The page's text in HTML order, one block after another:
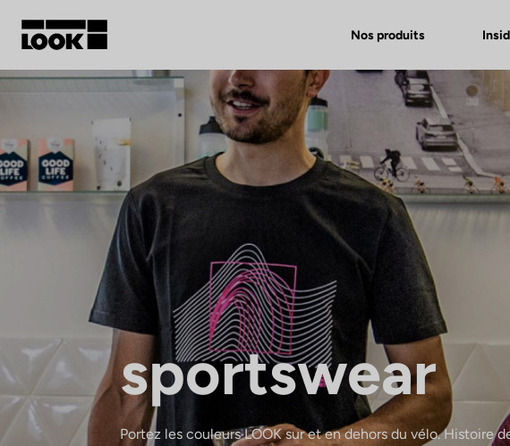
Nos produits
Mon compte
Nos revendeurs
FR
sportswear
Portez les couleurs LOOK sur et en dehors du vélo. Histoire